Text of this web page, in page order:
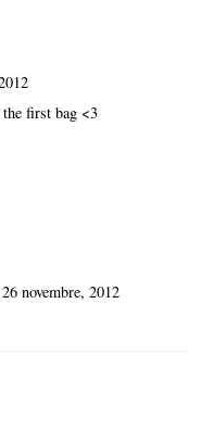
first bag <3
novembre, 2012